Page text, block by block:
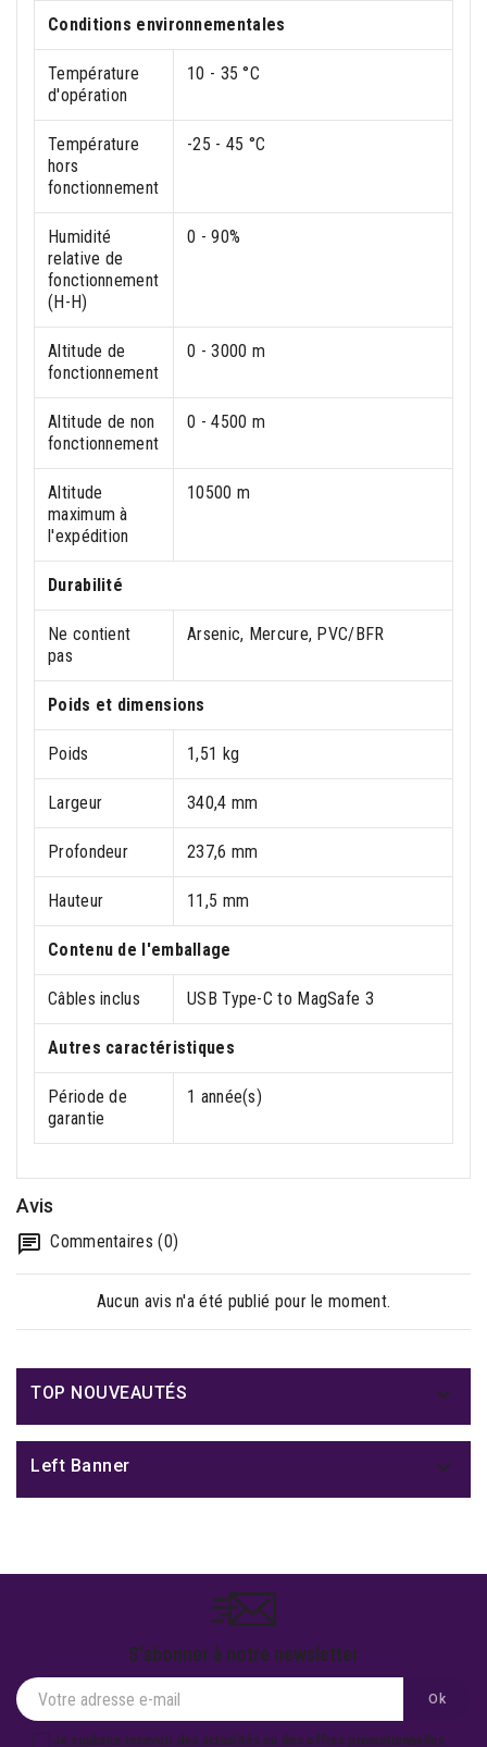
Conditions environnementales
Température
d'opération
10 - 35 °C
Température
hors
fonctionnement
-25 - 45 °C
Humidité
relative de
fonctionnement
(H-H)
0 - 90%
Altitude de
fonctionnement
0 - 3000 m
Altitude de non
fonctionnement
0 - 4500 m
Altitude
maximum à
l'expédition
10500 m
Durabilité
Ne contient
pas
Arsenic, Mercure, PVC/BFR
Poids et dimensions
Poids 1,51 kg
Largeur 340,4 mm
Profondeur 237,6 mm
Hauteur 11,5 mm
Contenu de l'emballage
Câbles inclus USB Type-C to MagSafe 3
Autres caractéristiques
Période de
garantie
1 année(s)
Avis
Commentaires (0)
Aucun avis n'a été publié pour le moment.
TOP NOUVEAUTÉS 
Left Banner 
S'abonner à notre newsletter
Je souhaite recevoir des actualités ou des offres promotionnelles